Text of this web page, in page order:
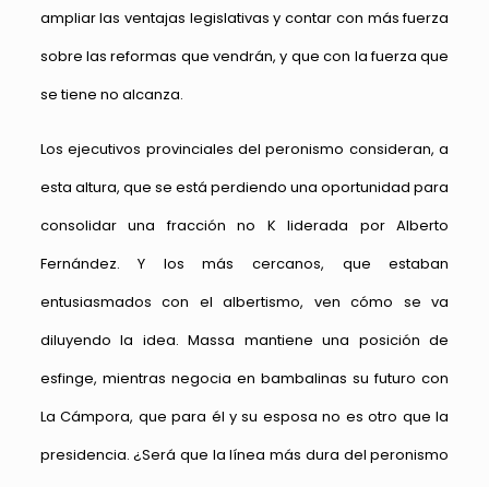
ampliar las ventajas legislativas y contar con más fuerza
sobre las reformas que vendrán, y que con la fuerza que
se tiene no alcanza.
Los ejecutivos provinciales del peronismo consideran, a
esta altura, que se está perdiendo una oportunidad para
consolidar una fracción no K liderada por Alberto
Fernández. Y los más cercanos, que estaban
entusiasmados con el albertismo, ven cómo se va
diluyendo la idea. Massa mantiene una posición de
esfinge, mientras negocia en bambalinas su futuro con
La Cámpora, que para él y su esposa no es otro que la
presidencia. ¿Será que la línea más dura del peronismo